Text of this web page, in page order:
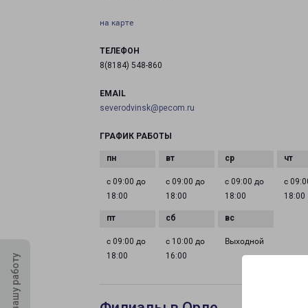
на карте
ТЕЛЕФОН
8(8184) 548-860
EMAIL
severodvinsk@pecom.ru
ГРАФИК РАБОТЫ
с 09:00 до
18:00
с 09:00 до
18:00
с 09:00 до
18:00
с
18:00
с 09:00 до
18:00
с 10:00 до
16:00
Выходной